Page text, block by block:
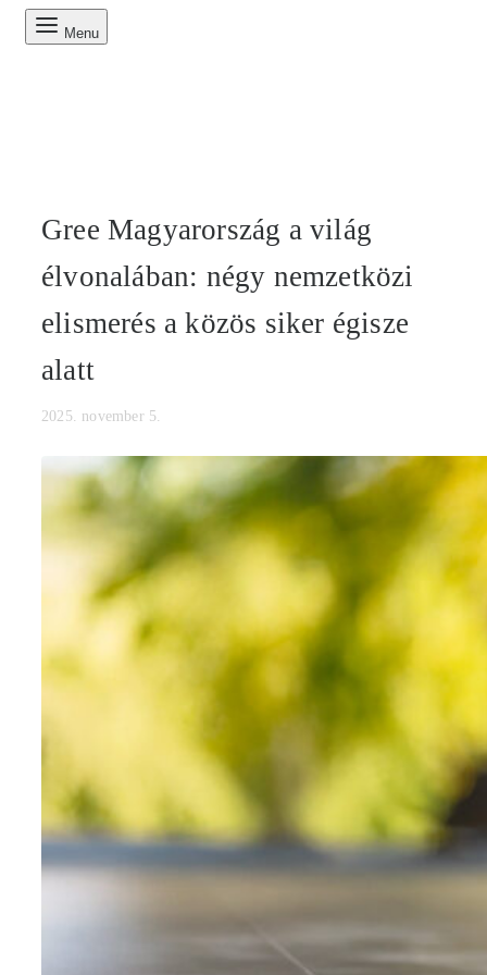
Menu
Gree Magyarország a világ
élvonalában: négy nemzetközi
elismerés a közös siker égisze
alatt
2025. november 5.